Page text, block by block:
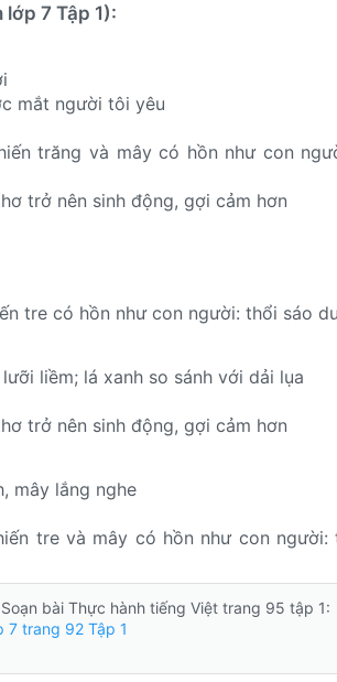
7 Tập 1):
mắt người tôi yêu
trăng và mây có hồn như con
trở nên sinh động, gợi cảm hơn
tre có hồn như con người: thổi sáo
liềm; lá xanh so sánh với dải lụa
trở nên sinh động, gợi cảm hơn
mây lắng nghe
tre và mây có hồn như con
bài Thực hành tiếng Việt trang 95 tập 1:
7 trang 92 Tập 1